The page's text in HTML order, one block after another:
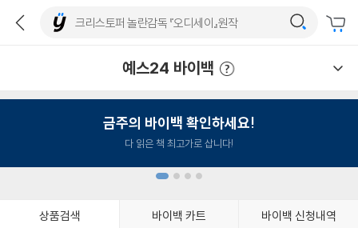
예스24 바이백
금주의 바이백 확인하세요!
다 읽은 책 최고가로 삽니다!
상품검색 바이백 카트 바이백 신청내역